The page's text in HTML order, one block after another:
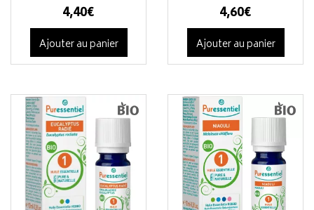
4,40€
Ajouter au panier
4,60€
Ajouter au panier